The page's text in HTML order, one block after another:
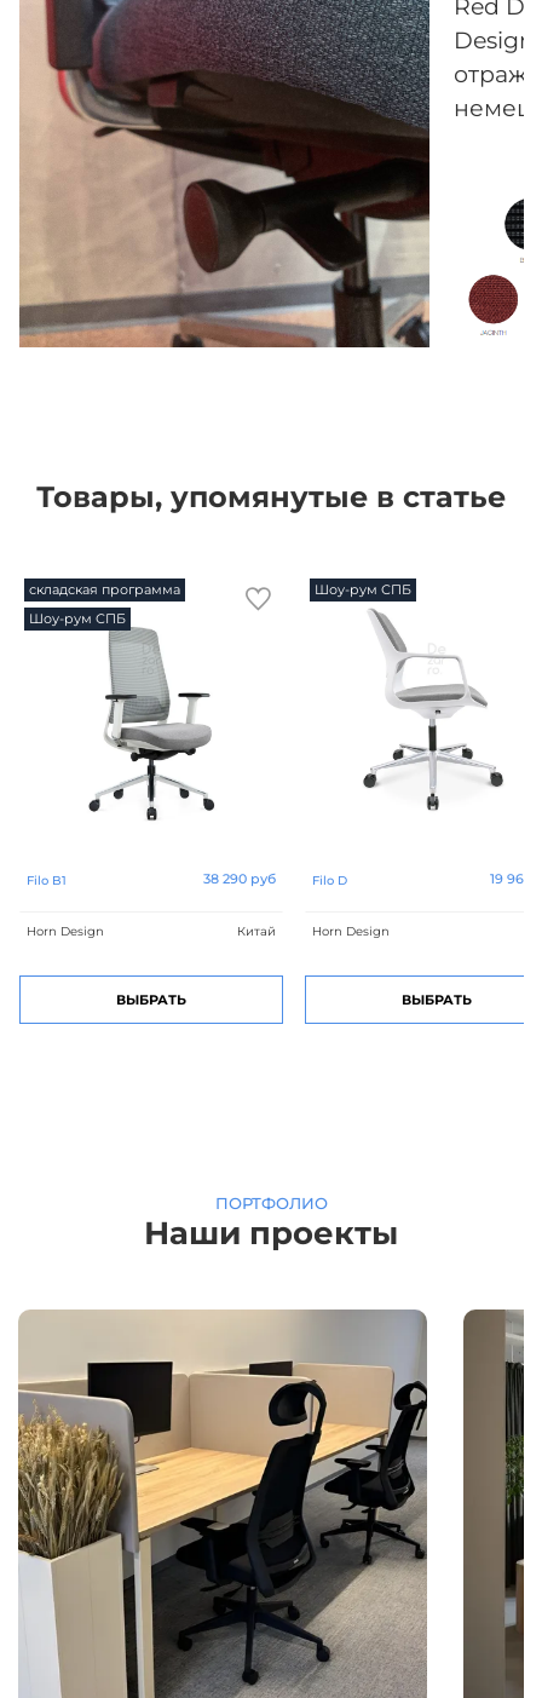
Red
Товары, упомянутые в статье
складская программа
Шоу-рум СПБ
Filo B1 38 290 руб
Horn Design Китай
ВЫБРАТЬ
Шоу-рум СПБ
Filo D 19 966
Horn Design
ВЫБРАТЬ
ПОРТФОЛИО
Наши проекты